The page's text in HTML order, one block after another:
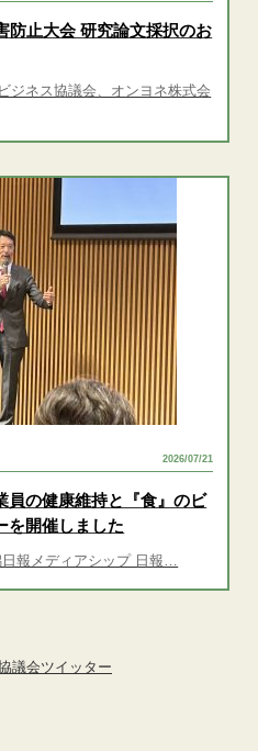
防止大会 研究論文採択のお
ジネス協議会、オンヨネ株式会
2026/07/21
員の健康維持と『食』のビ
を開催しました
報メディアシップ 日報…
議会ツイッター